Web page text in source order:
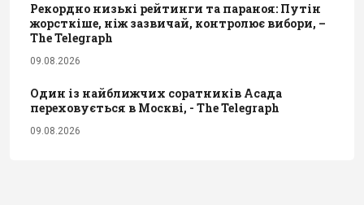
Рекордно низькі рейтинги та параноя: Путін
жорсткіше, ніж зазвичай, контролює вибори, –
The Telegraph
09.08.2026
Один із найближчих соратників Асада
переховується в Москві, - The Telegraph
09.08.2026